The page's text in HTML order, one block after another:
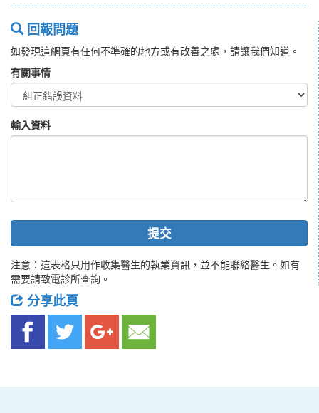
回報問題
如發現這網頁有任何不準確的地方或有改善之處，請讓我們知道。
有關事情
輸入資料
提交
注意：這表格只用作收集醫生的執業資訊，並不能聯絡醫生。如有
需要請致電診所查詢。
分享此頁